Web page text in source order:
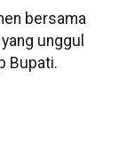
bersama
unggul
Bupati.